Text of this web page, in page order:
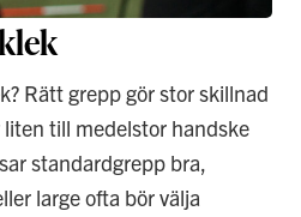
Rätt grepp gör stor skillnad
till medelstor handske
standardgrepp bra,
large ofta bör välja